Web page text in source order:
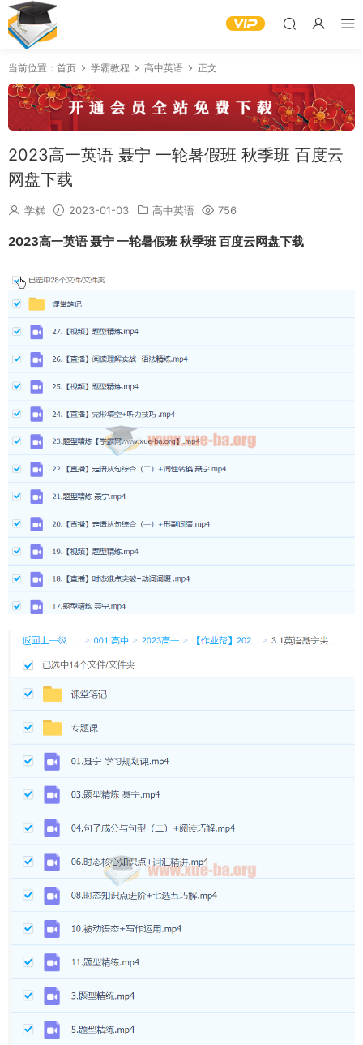
当前位置： 首页 学霸教程 高中英语 正文
2023高一英语 聂宁 一轮暑假班 秋季班 百度云
网盘下载
学糕 2023-01-03 高中英语 756
2023高一英语 聂宁 一轮暑假班 秋季班 百度云网盘下载